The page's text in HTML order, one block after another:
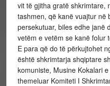
vit të gjitha gratë shkrimtare,
tashmen, që kanë vuajtur në
persekutuar, biles edhe janë
vetëm e vetëm se kanë folur
E para që do të përkujtohet
është shkrimtarja shqiptare
komuniste, Musine Kokalari
themeluar Komiteti I